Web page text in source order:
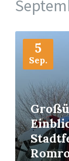
5
Sep.
More